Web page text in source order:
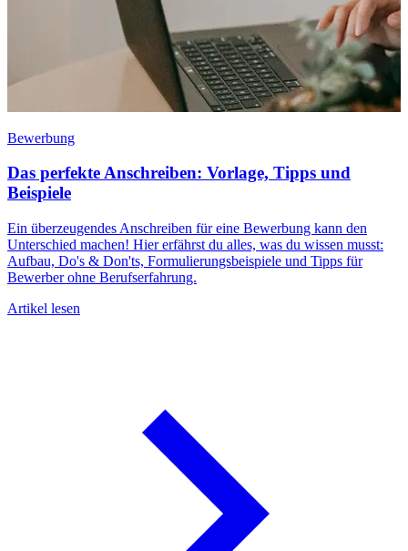
Bewerbung
Das perfekte Anschreiben: Vorlage, Tipps und
Beispiele
Ein überzeugendes Anschreiben für eine Bewerbung kann den
Unterschied machen! Hier erfährst du alles, was du wissen musst:
Aufbau, Do's & Don'ts, Formulierungsbeispiele und Tipps für
Bewerber ohne Berufserfahrung.
Artikel lesen